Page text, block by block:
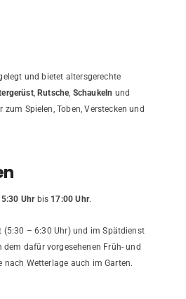
und bietet altersgerechte
, Rutsche, Schaukeln und
zum Spielen, Toben, Verstecken und
5:30 Uhrbis 17:00 Uhr.
(5:30 – 6:30 Uhr) und im Spätdienst
dafür vorgesehenen Früh- und
Wetterlage auch im Garten.